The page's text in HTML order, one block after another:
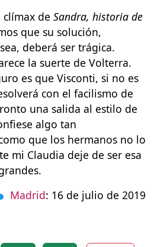
de Sandra, historia de
que su solución,
deberá ser trágica.
la suerte de Volterra.
es que Visconti, si no es
con el facilismo de
una salida al estilo de
algo tan
que los hermanos no lo
mi Claudia deje de ser esa
Madrid: 16 de julio de 2019